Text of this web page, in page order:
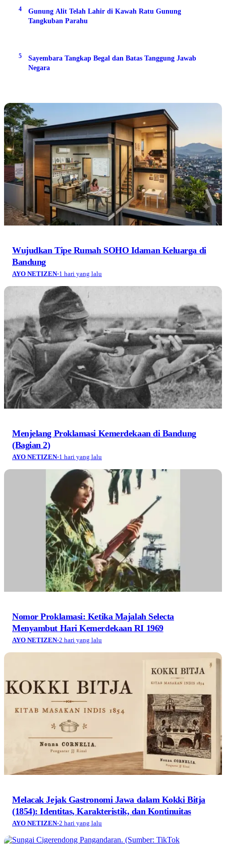
4
Gunung Alit Telah Lahir di Kawah Ratu Gunung
Tangkuban Parahu
5
Sayembara Tangkap Begal dan Batas Tanggung Jawab
Negara
Wujudkan Tipe Rumah SOHO Idaman Keluarga di
Bandung
AYO NETIZEN·1 hari yang lalu
Menjelang Proklamasi Kemerdekaan di Bandung
(Bagian 2)
AYO NETIZEN·1 hari yang lalu
Nomor Proklamasi: Ketika Majalah Selecta
Menyambut Hari Kemerdekaan RI 1969
AYO NETIZEN·2 hari yang lalu
Melacak Jejak Gastronomi Jawa dalam Kokki Bitja
(1854): Identitas, Karakteristik, dan Kontinuitas
AYO NETIZEN·2 hari yang lalu